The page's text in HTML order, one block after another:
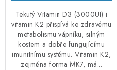
Tekutý Vitamin D3 (3000UI) i
vitamin K2 přispívá ke zdravému
metabolismu vápníku, silným
kostem a dobře fungujícímu
imunitnímu systému. Vitamin K2,
zejména forma MK7, má...